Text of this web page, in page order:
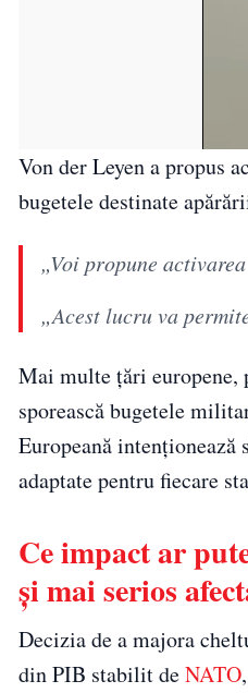
Von der Leyen a propus
bugetele destinate
„Voi propune
„Acest lucru va
Mai multe țări europene,
sporească bugetele
Europeană
adaptate pentru fiecare
Ce impact ar
și mai serios
Decizia de a majora
din PIB stabilit deNATO